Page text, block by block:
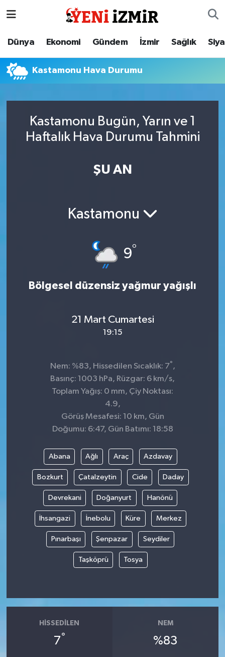
Dünya Ekonomi Gündem İzmir Sağlık
Kastamonu Hava Durumu
Kastamonu Bugün, Yarın ve 1
Haftalık Hava Durumu Tahmini
ŞU AN
Kastamonu
9°
Bölgesel düzensiz yağmur yağışlı
21 Mart Cumartesi
19:15
Nem: %83, Hissedilen Sıcaklık: 7° ,
Basınç: 1003 hPa, Rüzgar: 6 km/s,
Toplam Yağış: 0 mm, Çiy Noktası:
4.9,
Görüş Mesafesi: 10 km, Gün
Doğumu: 6:47, Gün Batımı: 18:58
Abana Ağlı Araç Azdavay
Bozkurt Çatalzeytin Cide Daday
Devrekani Doğanyurt Hanönü
İhsangazi İnebolu Küre Merkez
Pınarbaşı Şenpazar Seydiler
Taşköprü Tosya
HISSEDILEN
7°
NEM
%83
Dünya
İzmir
Sağlık
Resmi İlanlar
İzmir Nöbetçi Eczaneler
İzmir Trafik Yoğunluk Haritası
Süper Lig Puan Durumu ve Fikstür
Haber Arşivi